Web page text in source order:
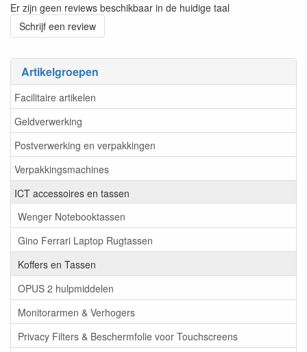
Artikelgroepen
Facilitaire artikelen
Geldverwerking
Postverwerking en verpakkingen
Verpakkingsmachines
ICT accessoires en tassen
Wenger Notebooktassen
Gino Ferrari Laptop Rugtassen
Koffers en Tassen
OPUS 2 hulpmiddelen
Monitorarmen & Verhogers
Privacy Filters & Beschermfolie voor Touchscreens
Er zijn geen reviews beschikbaar in de huidige taal
Schrijf een review